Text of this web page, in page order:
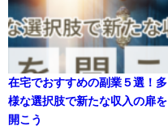
在宅でおすすめの副業５選！多
様な選択肢で新たな収入の扉を
開こう